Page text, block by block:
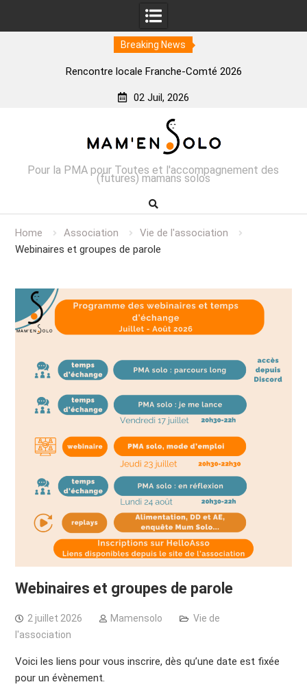
Breaking News
Rencontre locale Franche-Comté 2026
02 Juil, 2026
Pour la PMA pour Toutes et l'accompagnement des
(futures) mamans solos
Home Association
Vie de l'association
Webinaires et groupes de parole
Webinaires et groupes de parole
2 juillet 2026 Mamensolo
Vie de
l'association
Voici les liens pour vous inscrire, dès qu’une date est fixée
pour un évènement.